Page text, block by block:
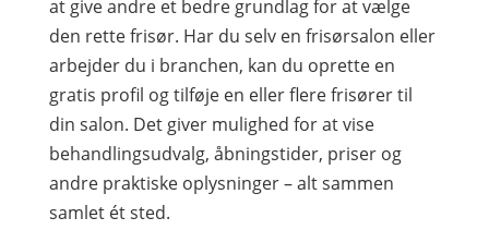
at give andre et bedre grundlag for at vælge
den rette frisør. Har du selv en frisørsalon eller
arbejder du i branchen, kan du oprette en
gratis profil og tilføje en eller flere frisører til
din salon. Det giver mulighed for at vise
behandlingsudvalg, åbningstider, priser og
andre praktiske oplysninger – alt sammen
samlet ét sted.